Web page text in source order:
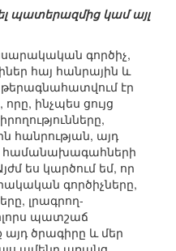
պատերազմից կամ այլ
գործիչ,
հայ հանրային և
էր
ինչպես ցույց
հանրության, այդ
համանախագահների
ես կարծում եմ, որ
գործիչները,
լրագրող-
պատշաճ
ծրագիրը և մեր